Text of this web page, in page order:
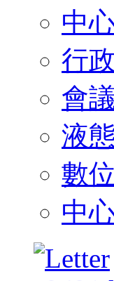
中
行
會
液
數
中